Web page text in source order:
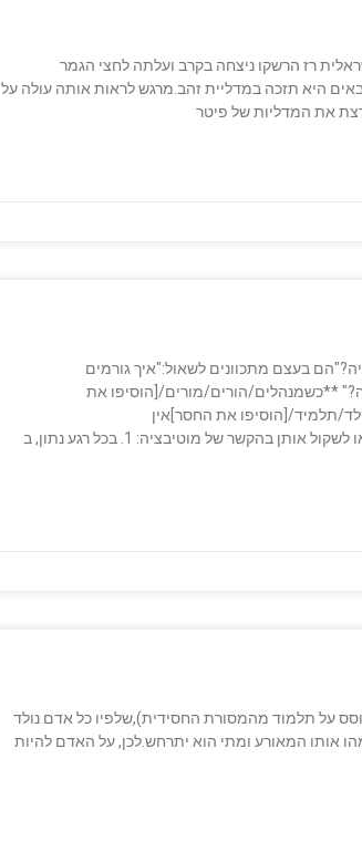
רז הרשקו ניצחה בקרב ועלתה לחצי הגמר
היא תזכה במדליית זהב.מרגש לראות אותה עולה על
את המדליות של פיטר
בעצם מתכוונים לשאול:"איך גורמים
**כשמנהלים/הורים/מורים/[הוסיפו את
תלמיד/[הוסיפו את החסר]אין
מספיק מוטיבציה ושצריכה להיות לו יותר. **5 נקודות שכדאי לחשוב עליהן או לשקול אותן בהקשר של מוטיבציה: 1. בכל רגע נתון, ב
על תלמוד מהמסורת החסידית),שלפיו כל אדם נולד
אותו המאורע ומתי הוא יתרחש.לכן, על האדם להיות